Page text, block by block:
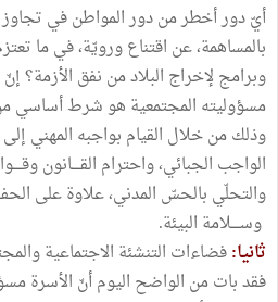
أيّ دور أخطر من دور المواطن في
بالمساهمة، عن اقتناع ورويّة، في ما
وبرامج لإخراج البلاد من نفق الأزمة؟ إنّ
مسؤوليته المجتمعية هو شرط أساسي
وذلك من خلال القيام بواجبه المهني إلى
الواجب الجبائي، واحترام القــــانون
والتحلّي بالحسّ المدني، علاوة على
وســــلامة البيئة.
ثانيا:فضاءات التنشئة الاجتماعية
فقد بات من الواضح اليوم أنّ الأسرة